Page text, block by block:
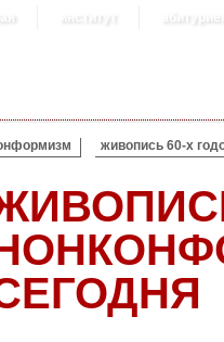
институт
живопись 60-х